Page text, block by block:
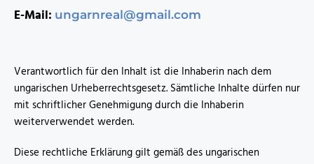
E-Mail: ungarnreal@gmail.com
Verantwortlich für den Inhalt ist die Inhaberin nach dem
ungarischen Urheberrechtsgesetz. Sämtliche Inhalte dürfen nur
mit schriftlicher Genehmigung durch die Inhaberin
weiterverwendet werden.
Diese rechtliche Erklärung gilt gemäß des ungarischen